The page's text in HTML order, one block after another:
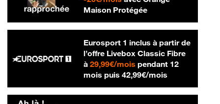
Maison Protégée
Eurosport 1 inclus à partir de
l’offre Livebox Classic Fibre
à 29,99€/mois29,99 € par mois
pendant 12
mois puis 42,99€/mois42,99 € par